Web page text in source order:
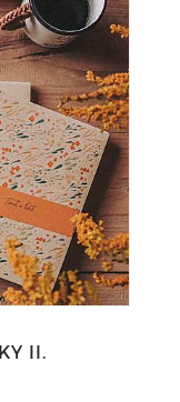
II.